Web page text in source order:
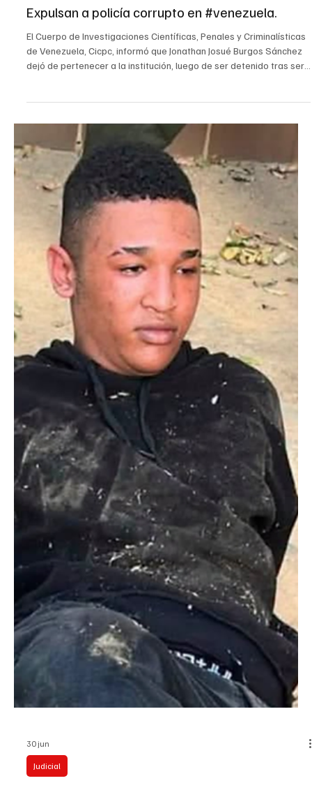
Expulsan a policía corrupto en #venezuela.
El Cuerpo de Investigaciones Científicas, Penales y Criminalísticas
de Venezuela, Cicpc, informó que Jonathan Josué Burgos Sánchez
dejó de pertenecer a la institución, luego de ser detenido tras ser
aprovechado el contexto de emergencia para ingresar a viviendas
o estructuras afectadas y pr
30 jun